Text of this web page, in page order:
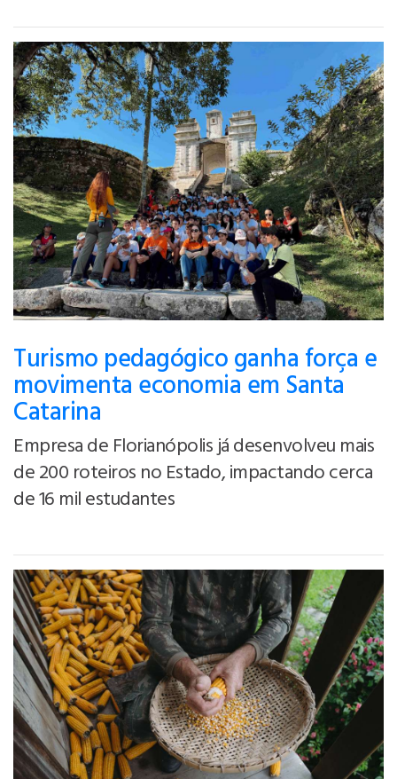
Turismo pedagógico ganha força e
movimenta economia em Santa
Catarina
Empresa de Florianópolis já desenvolveu mais
de 200 roteiros no Estado, impactando cerca
de 16 mil estudantes